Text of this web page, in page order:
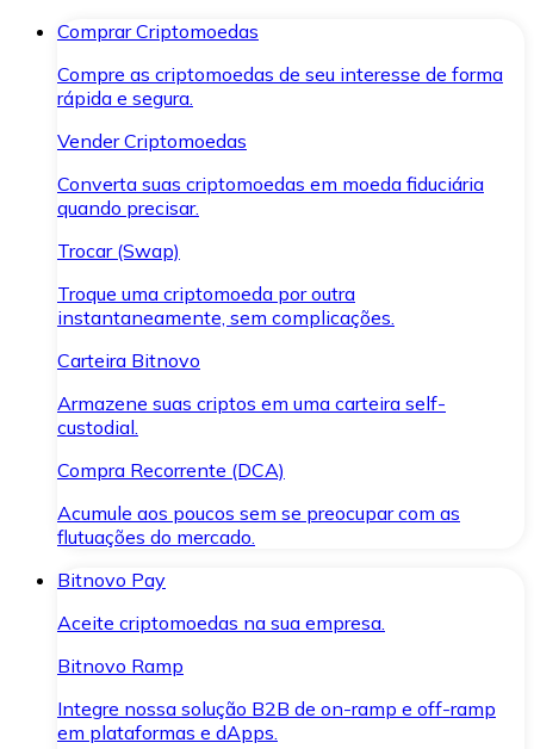
Comprar Criptomoedas
Compre as criptomoedas de seu interesse de forma
rápida e segura.
Vender Criptomoedas
Converta suas criptomoedas em moeda fiduciária
quando precisar.
Trocar (Swap)
Troque uma criptomoeda por outra
instantaneamente, sem complicações.
Carteira Bitnovo
Armazene suas criptos em uma carteira self-
custodial.
Compra Recorrente (DCA)
Acumule aos poucos sem se preocupar com as
flutuações do mercado.
Bitnovo Pay
Aceite criptomoedas na sua empresa.
Bitnovo Ramp
Integre nossa solução B2B de on-ramp e off-ramp
em plataformas e dApps.